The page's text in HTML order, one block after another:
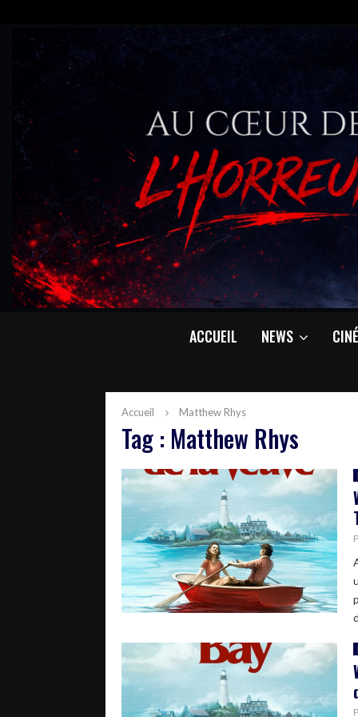
ACCUEIL NEWS
Accueil Matthew Rhys
Tag : Matthew Rhys